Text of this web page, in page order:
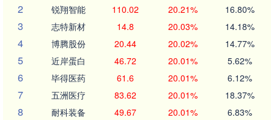
2 锐翔智能 110.02 20.21% 16.80%
3 志特新材 14.8 20.03% 14.18%
4 博腾股份 20.44 20.02% 14.77%
5 近岸蛋白 46.72 20.01% 5.62%
6 毕得医药 61.6 20.01% 6.12%
7 五洲医疗 83.62 20.01% 18.37%
8 耐科装备 49.67 20.01% 6.83%